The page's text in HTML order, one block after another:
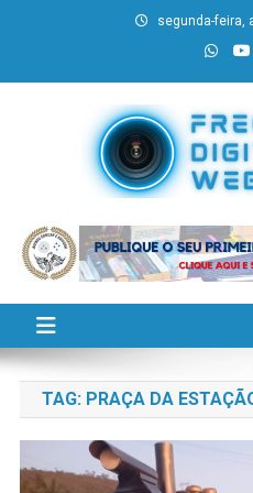
segunda-feira,
Frequência
TAG: PRAÇA DA